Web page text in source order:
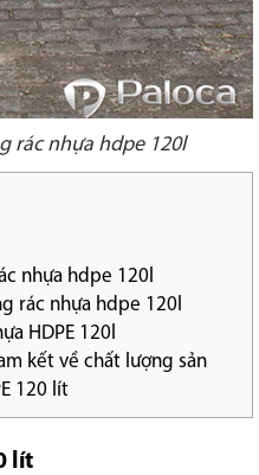
rác nhựa hdpe 120l
nhựa hdpe 120l
rác nhựa hdpe 120l
HDPE 120l
kết về chất lượng sản
120 lít
lít